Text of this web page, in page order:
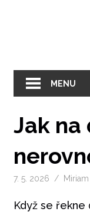
MENU
Jak na
7. 5. 2026
Když se řekne